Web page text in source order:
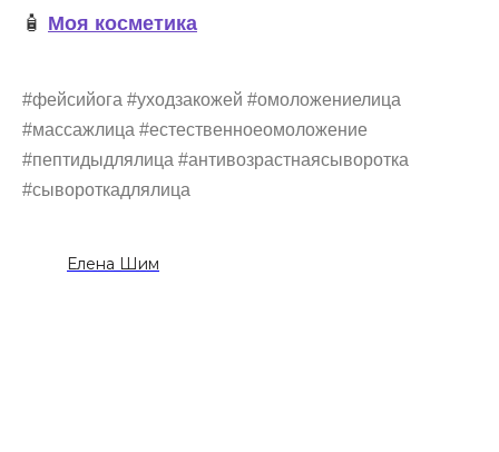
🧴 Моя косметика
#фейсийога #уходзакожей #омоложениелица
#массажлица #естественноеомоложение
#пептидыдлялица #антивозрастнаясыворотка
#сывороткадлялица
Елена Шим